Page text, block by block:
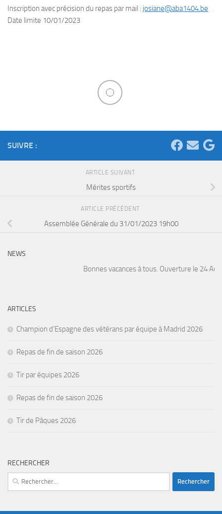
Inscription avec précision du repas par mail : josiane@aba1404.be
Date limite 10/01/2023
SUIVRE :
ARTICLE SUIVANT
Mérites sportifs
ARTICLE PRÉCÉDENT
Assemblée Générale du 31/01/2023 19h00
NEWS
Bonnes vacances à tous. Ouverture le 24
ARTICLES
Champion d’Espagne des vétérans par équipe à Madrid 2026
Repas de fin de saison 2026
Tir par équipes 2026
Repas de fin de saison 2026
Tir de Pâques 2026
RECHERCHER